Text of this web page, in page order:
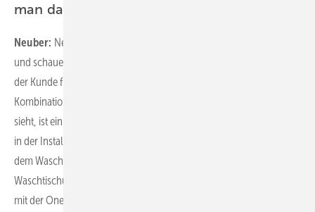
man das besonders gut?
Neuber: Nehmen wir den Waschplatz als zentrales Element im Bad
und schauen uns zunächst den Waschtisch an. Ganz gleich, ob sich
der Kunde für den optisch frei schwebenden Waschtisch oder für die
Kombination mit einem Unterschrank entscheidet: Was er nicht
sieht, ist ein Siphon. Denn dieser ist verdeckt in einer Funktionsbox
in der Installationsvorwand montiert. Das bedeutet mehr Platz unter
dem Waschtisch beziehungsweise mehr Stauraum im
Waschtischunterschrank. Kombiniert wird der Waschtisch übrigens
mit der One-Wandarmatur. Ein passendes Montageelement in der